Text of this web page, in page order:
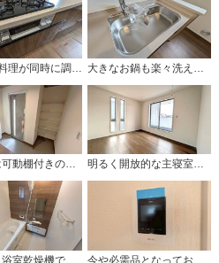
3種類の料理が同時に調理できる、3口ガスコンロ。忙しい夕食の支度時間が短縮できて効率よくお料理が楽しめます。 大きなお鍋も楽々洗える幅の広いシンクです＾＾ステンレスシンクなので簡単にお掃除できますよ。洗剤やスポンジもすっきりできる収納付き。
玄関には可動棚付きのシューズクロークを完備 靴はもちろん、ベビーカーやアウトドア用品もすっきり収納。 明るく開放的な主寝室＾＾ バルコニーに面した窓から光を取り込み、一日中明るい空間を作ってくれます